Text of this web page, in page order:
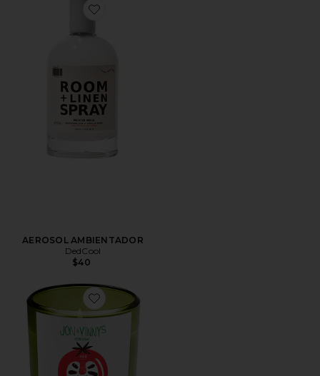
Favorite AEROSOL AMBIENTADOR
AEROSOL AMBIENTADOR
DedCool
$40
Favorite VELA JON + VINNY'S